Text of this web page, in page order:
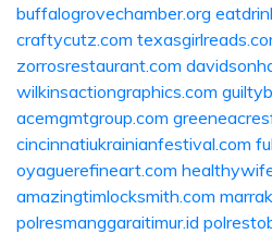
buffalogrovechamber.org
craftycutz.com
zorrosrestaurant.com
wilkinsactiongraphics.com
acemgmtgroup.com
cincinnatiukrainianfestival.com
oyaguerefineart.com
amazingtimlocksmith.com
polresmanggaraitimur.id